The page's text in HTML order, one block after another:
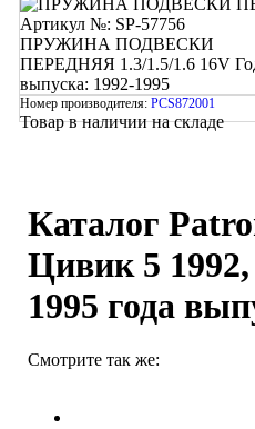
Артикул №: SP-57756
ПРУЖИНА ПОДВЕСКИ
ПЕРЕДНЯЯ 1.3/1.5/1.6 16V
выпуска: 1992-1995
Номер производителя: PCS872001
Товар в наличии на складе
Каталог
Цивик 5 1992,
1995 года
Смотрите так же: